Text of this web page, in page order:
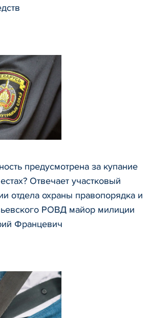
предусмотрена за купание
Отвечает участковый
отдела охраны правопорядка и
РОВД майор милиции
Францевич